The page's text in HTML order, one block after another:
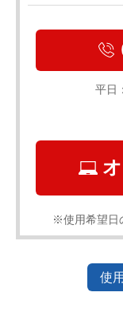
平日
※使用希望日
使